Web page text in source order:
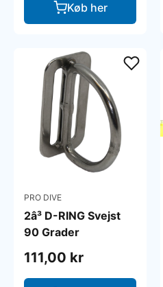
Køb her
PRO DIVE
2â³ D-RING Svejst
90 Grader
111,00 kr